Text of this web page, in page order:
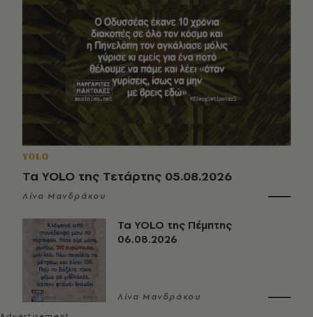
YOLO
Τα YOLO της Τετάρτης 05.08.2026
Λίνα Μανδράκου
Τα YOLO της Πέμπτης
06.08.2026
Λίνα Μανδράκου